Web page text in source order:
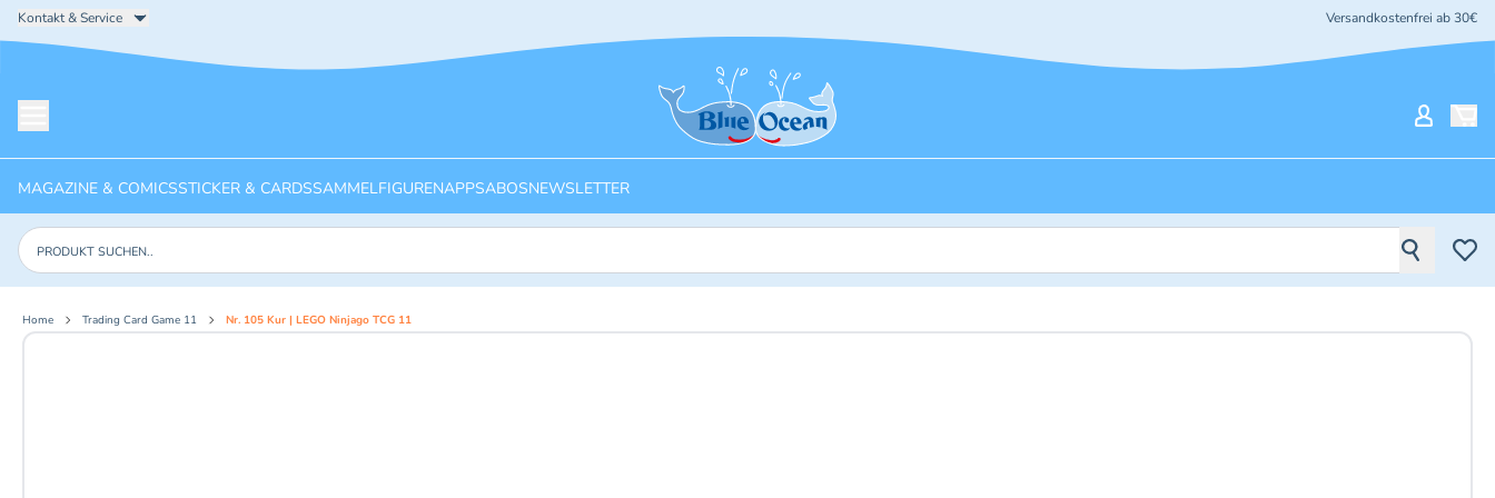
Kontakt & Service Versandkostenfrei ab 30€
Startseite
MAGAZINE & COMICSSTICKER & CARDSSAMMELFIGURENAPPSABOSNEWSLETTER
Produkte suchen
Home Trading Card Game 11 Nr. 105 Kur | LEGO Ninjago TCG 11